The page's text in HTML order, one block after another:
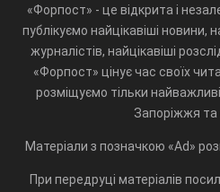
«Форпост» - це відкрита і
публікуємо найцікавіші новини,
журналістів, найцікавіші
«Форпост» цінує час своїх
розміщуємо тільки
Запоріжжя та
Матеріали з позначкою «Ad»
При передруці матеріалів